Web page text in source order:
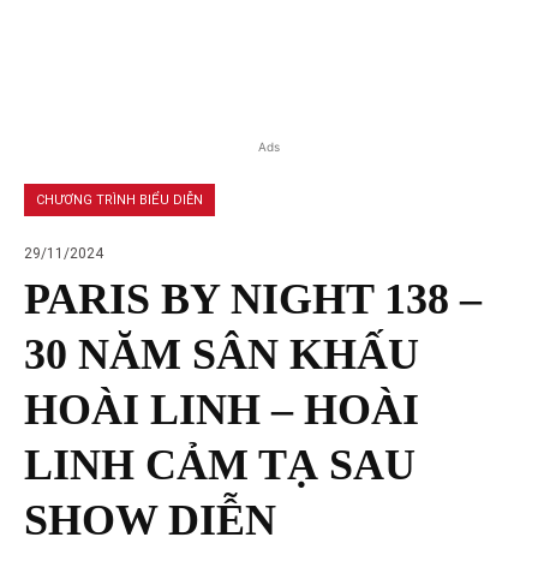
Ads
CHƯƠNG TRÌNH BIỂU DIỄN
29/11/2024
PARIS BY NIGHT 138 –
30 NĂM SÂN KHẤU
HOÀI LINH – HOÀI
LINH CẢM TẠ SAU
SHOW DIỄN